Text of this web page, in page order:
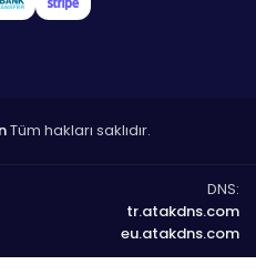
Tüm hakları saklıdır.
DNS:
tr.atakdns.com
eu.atakdns.com